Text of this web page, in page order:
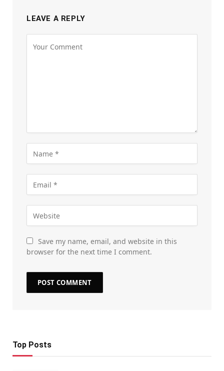
LEAVE A REPLY
Save my name, email, and website in this
browser for the next time I comment.
Top Posts